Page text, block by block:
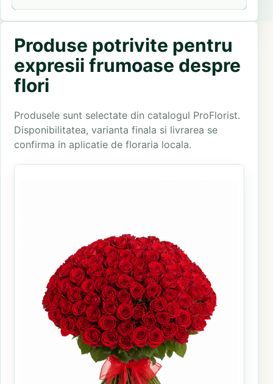
Produse potrivite pentru
expresii frumoase despre
flori
Produsele sunt selectate din catalogul ProFlorist.
Disponibilitatea, varianta finala si livrarea se
confirma in aplicatie de floraria locala.